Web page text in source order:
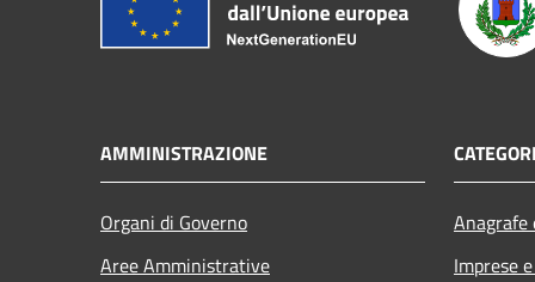
AMMINISTRAZIONE
Organi di Governo
Aree Amministrative
Imprese